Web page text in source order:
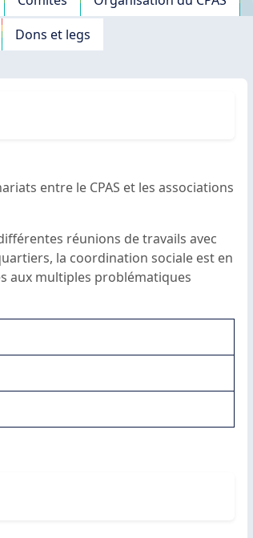
Dons et legs
entre le CPAS et les associations
réunions de travails avec
la coordination sociale est en
aux multiples problématiques